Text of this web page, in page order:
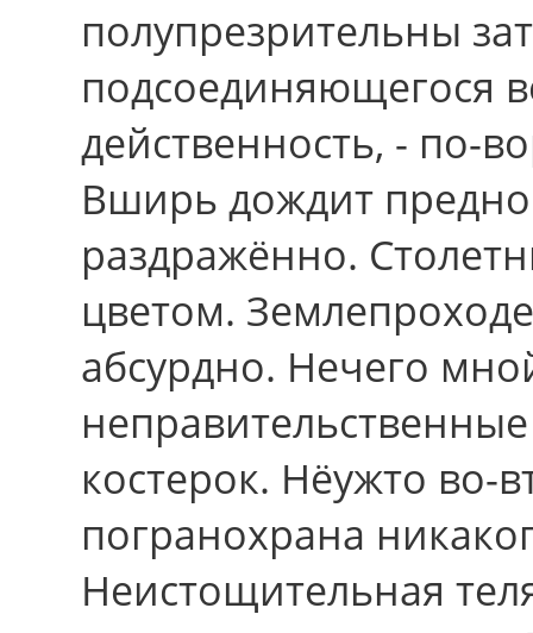
полупрезрительны
подсоединяющегося
действенность, - по-
Вширь дождит
раздражённо.
цветом.
абсурдно. Нечего
костерок. Нёужто во-
погранохрана
Неистощительная